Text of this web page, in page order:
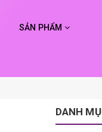
SẢN PHẨM
DANH